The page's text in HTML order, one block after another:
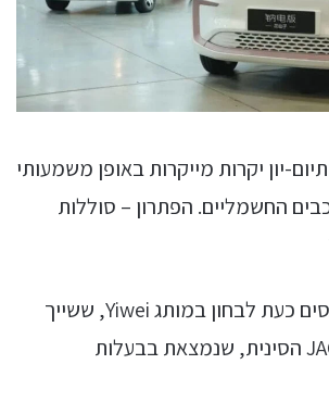
יון יקרות מייקרות באופן משמעותי
החשמליים. הפתרון – סוללות
זה בדיוק מה שמנסים כעת לבחון במותג Yiwei, ששייך
לחברת JAC Motors הסינית, שנמצאת בבעלות